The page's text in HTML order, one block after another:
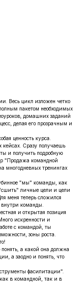
Весь цикл изложен четко
пакетом необходимых
домашних заданий
делая его прозрачным и
ценность курса.
кейсах. Сразу получаешь
и получить подробную
"Продажа командной
многодневных тренингах
"мы" команды, как
личные цели и цели
меня теперь сложился
команды.
и открытая позиция
искренности и
с командой, ты
зоны роста.
а какой она должна
а заодно и понять, что
фасилитации".
в командной, так и в